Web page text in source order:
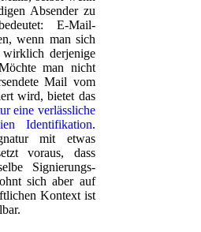
Absender zu
E-Mail-
wenn man sich
wirklich derjenige
man nicht
Mail vom
wird, bietet das
eine verlässliche
Identifikation.
mit etwas
voraus, dass
Signierungs-
sich aber auf
Kontext ist